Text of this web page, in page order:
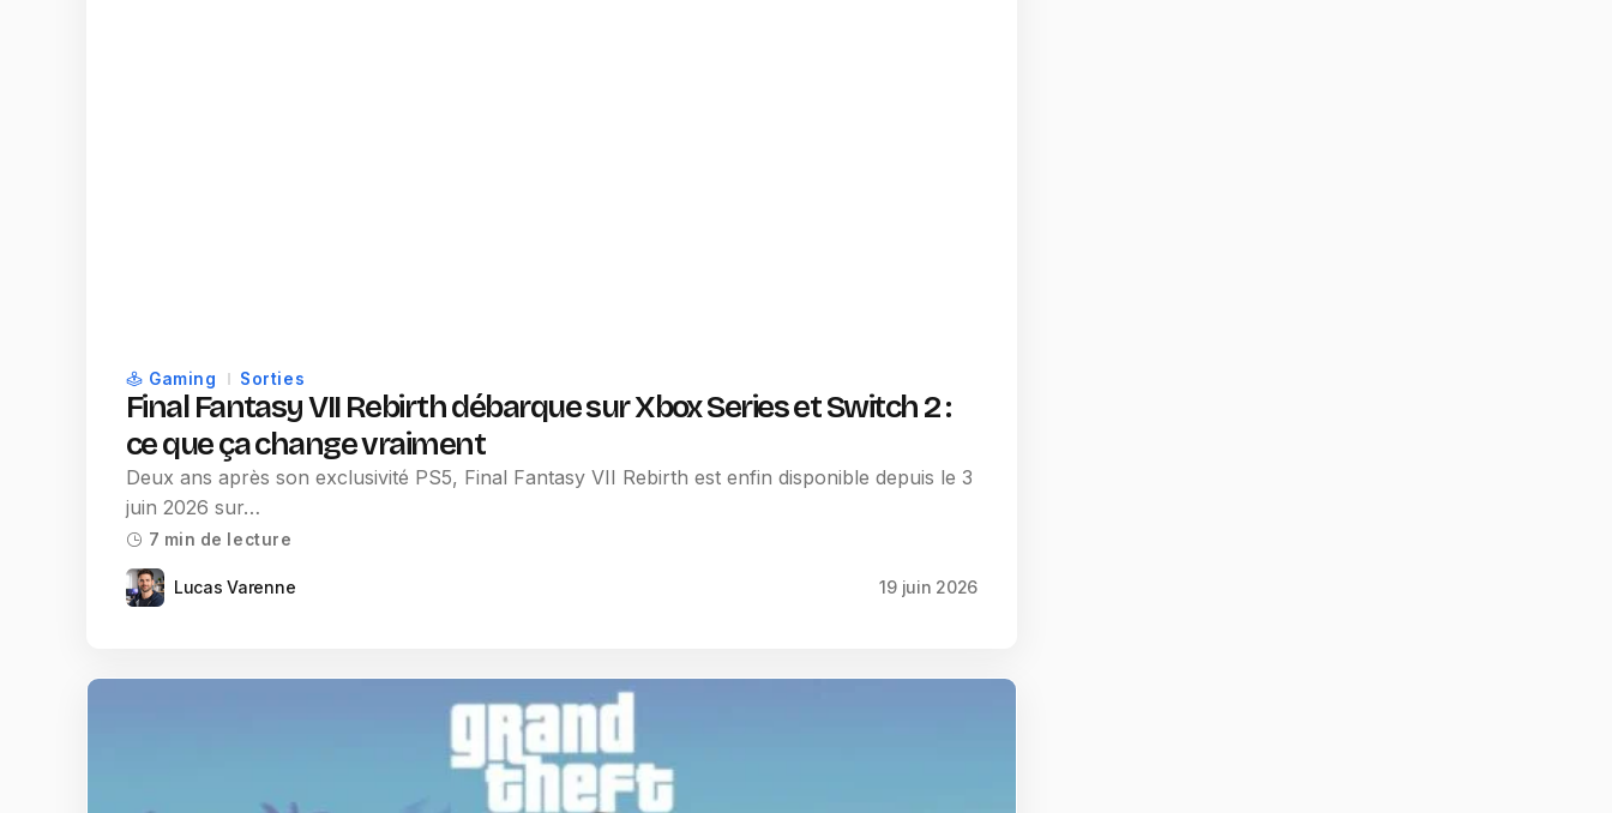
Gaming Sorties
Final Fantasy VII Rebirth débarque sur Xbox Series et Switch 2 :
ce que ça change vraiment
Deux ans après son exclusivité PS5, Final Fantasy VII Rebirth est enfin disponible depuis le 3
juin 2026 sur…
7 min de lecture
Lucas Varenne 19 juin 2026